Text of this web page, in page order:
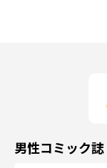
男性コミック誌